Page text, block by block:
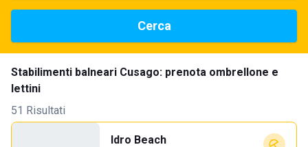
Cerca
Stabilimenti balneari Cusago: prenota ombrellone e
lettini
51 Risultati
Idro Beach